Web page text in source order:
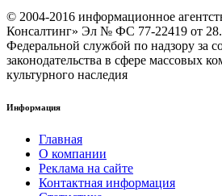
© 2004-2016 информационное
Консалтинг» Эл № ФС 77-22419 от
Федеральной службой по надзору за
законодательства в сфере массовых
культурного наследия
Информация
Главная
О компании
Реклама на сайте
Контактная информация